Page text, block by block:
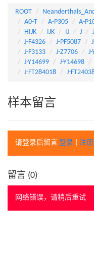
ROOT
A0-T
A-P305 A-
HIJK
IJK IJ J
J-F4326
J-PF5087
J-F3133
J-Z7706
J-Y14699
J-Y14698
J-FT284018
J-
样本留言
请登录后留言 登录 注册
留言 (0)
网络错误，请稍后重试